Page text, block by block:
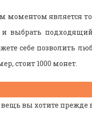
моментом является
и выбрать
себе позволить
стоит 1000 монет.
вы хотите прежде